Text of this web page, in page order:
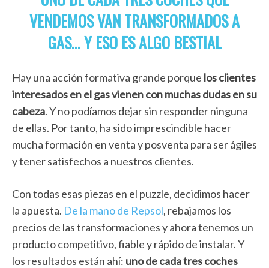
VENDEMOS VAN TRANSFORMADOS A
GAS… Y ESO ES ALGO BESTIAL
Hay una acción formativa grande porque los clientes
interesados en el gas vienen con muchas dudas en su
cabeza. Y no podíamos dejar sin responder ninguna
de ellas. Por tanto, ha sido imprescindible hacer
mucha formación en venta y posventa para ser ágiles
y tener satisfechos a nuestros clientes.
Con todas esas piezas en el puzzle, decidimos hacer
la apuesta. De la mano de Repsol, rebajamos los
precios de las transformaciones y ahora tenemos un
producto competitivo, fiable y rápido de instalar. Y
los resultados están ahí: uno de cada tres coches